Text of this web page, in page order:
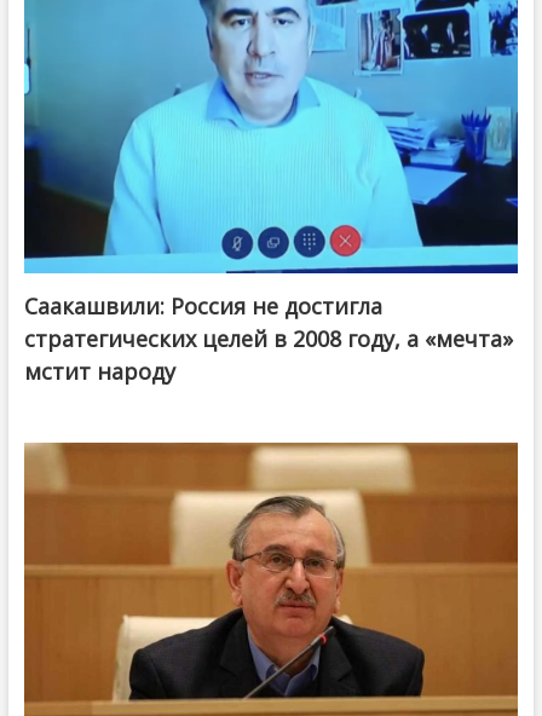
Саакашвили: Россия не достигла
стратегических целей в 2008 году, а «мечта»
мстит народу